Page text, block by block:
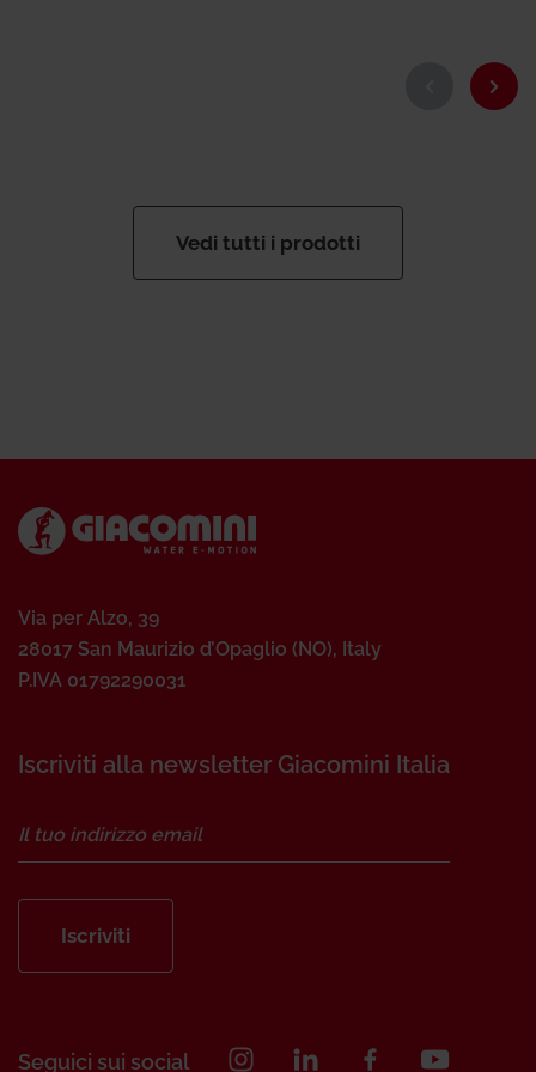
Vedi tutti i prodotti
Via per Alzo, 39
28017 San Maurizio d’Opaglio (NO), Italy
P.IVA 01792290031
Iscriviti alla newsletter Giacomini Italia
Iscriviti
Seguici sui social